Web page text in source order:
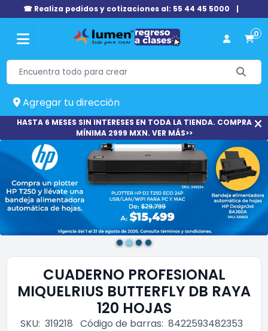
☎ Realiza pedidos y cotizaciones al: 55 44 45 5000 |
0
Agregar tu dirección
HASTA 6 MESES SIN INTERESES EN TODA LA TIENDA. COMPRA
MÍNIMA 2999 MXN. VER MÁS>>
CUADERNO PROFESIONAL
MIQUELRIUS BUTTERFLY DB RAYA
120 HOJAS
SKU: 319218 Código de barras: 8422593482353